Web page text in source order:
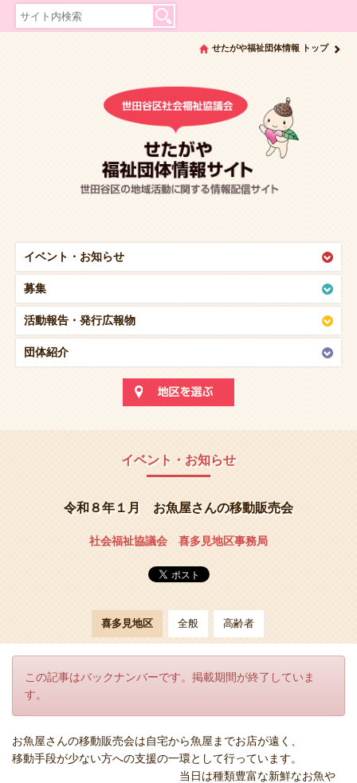
イベント・ お知らせ
募集
活動報告・ 発行広報物
団体紹介
せたがや福祉団体情報 トップ
イベント・お知らせ
令和８年１月 お魚屋さんの移動販売会
社会福祉協議会 喜多見地区事務局
喜多見地区 全般 高齢者
この記事はバックナンバーです。掲載期間が終了していま
す。
お魚屋さんの移動販売会は自宅から魚屋までお店が遠く、
移動手段が少ない方への支援の一環として行っています。
当日は種類豊富な新鮮なお魚や